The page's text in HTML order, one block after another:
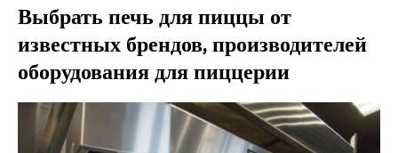
Выбрать печь для пиццы от
известных брендов, производителей
оборудования для пиццерии